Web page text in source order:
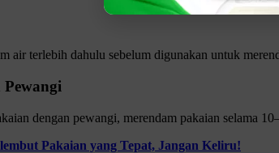
air terlebih dahulu sebelum digunakan untuk
dengan pewangi, merendam pakaian selama
Pakaian yang Tepat, Jangan Keliru!